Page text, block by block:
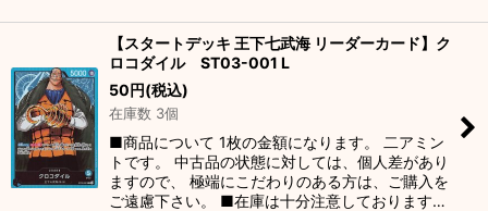
【スタートデッキ 王下七武海 リーダーカード】ク
ロコダイル ST03-001 L
50円(税込)
在庫数 3個
■商品について 1枚の金額になります。 二アミン
トです。 中古品の状態に対しては、個人差があり
ますので、 極端にこだわりのある方は、ご購入を
ご遠慮下さい。 ■在庫は十分注意しております…